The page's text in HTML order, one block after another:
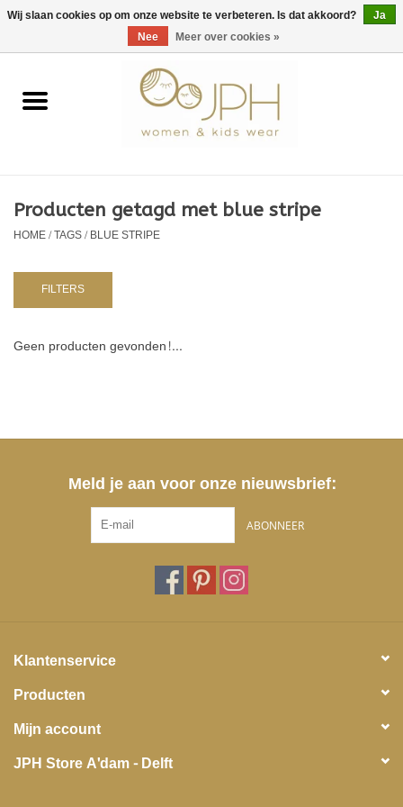
EUR/GBP/USD 0 Artikelen - €0,00
Home
Kids
NURSERY / TABLEWARE
Producten getagd met blue stripe
HOME/TAGS/BLUE STRIPE
FILTERS
Geen producten gevonden!...
Meld je aan voor onze nieuwsbrief:
ABONNEER
Klantenservice
Producten
Mijn account
JPH Store A'dam - Delft
Wij slaan cookies op om onze website te verbeteren. Is dat akkoord?
Ja
Nee
Meer over cookies »